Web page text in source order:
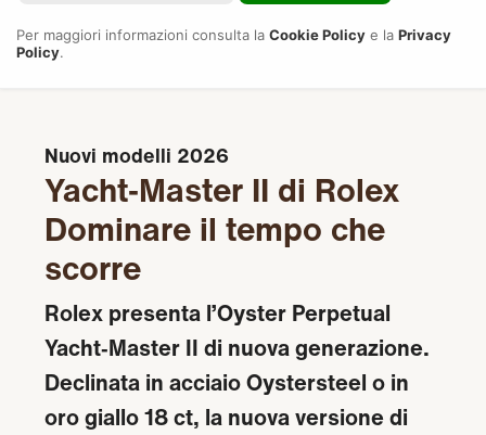
Nuovi modelli 2026
Yacht‑Master II di Rolex
Dominare il tempo che
scorre
Rolex presenta l’Oyster Perpetual
Yacht‑Master II di nuova generazione.
Declinata in acciaio Oystersteel o in
oro giallo 18 ct, la nuova versione di
Per maggiori informazioni consulta la Cookie Policy e la Privacy
Policy.